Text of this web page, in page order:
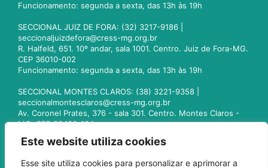
Este website utiliza cookies
Esse site utiliza cookies para personalizar e aprimorar a
Funcionamento: segunda a sexta, das 13h às 19h
SECCIONAL JUIZ DE FORA: (32) 3217-9186 |
seccionaljuizdefora@cress-mg.org.br
R. Halfeld, 651. 10º andar, sala 1001. Centro. Juiz de Fora-MG.
CEP 36010-002
Funcionamento: segunda a sexta, das 13h às 19h
SECCIONAL MONTES CLAROS: (38) 3221-9358 |
seccionalmontesclaros@cress-mg.org.br
Av. Coronel Prates, 376 - sala 301. Centro. Montes Claros -
MG. CEP 39400-104